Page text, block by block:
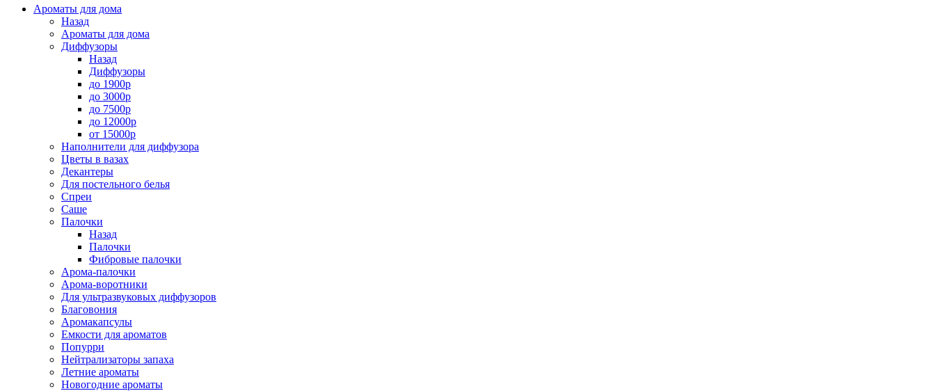
Ароматы для дома
Назад
Ароматы для дома
Диффузоры
Назад
Диффузоры
до 1900р
до 3000р
до 7500р
до 12000р
от 15000р
Наполнители для диффузора
Цветы в вазах
Декантеры
Для постельного белья
Спреи
Саше
Палочки
Назад
Палочки
Фибровые палочки
Арома-палочки
Арома-воротники
Для ультразвуковых диффузоров
Благовония
Аромакапсулы
Емкости для ароматов
Попурри
Нейтрализаторы запаха
Летние ароматы
Новогодние ароматы